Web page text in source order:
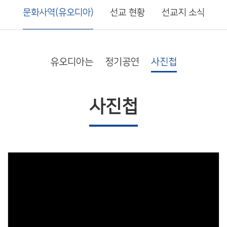
문화사역(유오디아) 선교 현황 선교지 소식
유오디아는 정기공연 사진첩
사진첩